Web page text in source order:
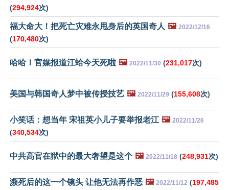
(294,924次)
福大命大！把死亡灾难永甩身后的英国奇人 🖼️ 2022/12/16
(170,480次)
哈哈！官媒报道江蛤今天死啦 🖼️ 2022/11/30 (231,017次)
美国与韩国奇人梦中被传授技艺 🖼️ 2022/11/29 (155,608次)
小笑话：想当年 宋祖英小儿子要举报老江 🖼️ 2022/11/26
(340,534次)
中共高官在狱中的最大奢望是这个 🖼️ 2022/11/18 (248,931次)
濒死后的这一个镜头 让他无法再作恶 🖼️ 2022/11/12 (197,485